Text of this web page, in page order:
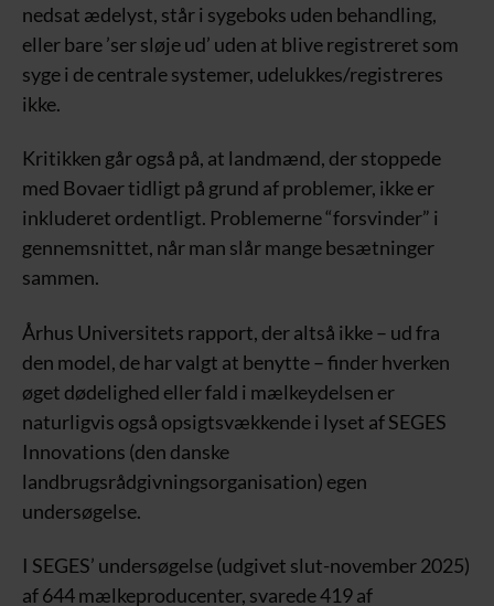
nedsat ædelyst, står i sygeboks uden behandling,
eller bare ’ser sløje ud’ uden at blive registreret som
syge i de centrale systemer, udelukkes/registreres
ikke.
Kritikken går også på, at landmænd, der stoppede
med Bovaer tidligt på grund af problemer, ikke er
inkluderet ordentligt. Problemerne “forsvinder” i
gennemsnittet, når man slår mange besætninger
sammen.
Århus Universitets rapport, der altså ikke – ud fra
den model, de har valgt at benytte – finder hverken
øget dødelighed eller fald i mælkeydelsen er
naturligvis også opsigtsvækkende i lyset af SEGES
Innovations (den danske
landbrugsrådgivningsorganisation) egen
undersøgelse.
I SEGES’ undersøgelse (udgivet slut-november 2025)
af 644 mælkeproducenter, svarede 419 af